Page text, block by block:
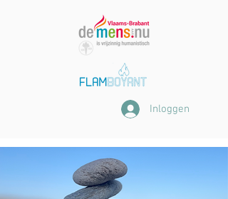
Inloggen